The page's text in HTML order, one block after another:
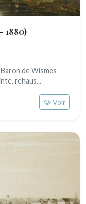
1880)
de Wismes
rehaus...
Voir